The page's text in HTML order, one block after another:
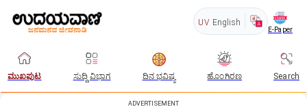
UV English
E-Paper
ಮುಖಪುಟ ಸುದ್ದಿ ವಿಭಾಗ ದಿನ ಭವಿಷ್ಯ ಹೊಂಗಿರಣ Search
ADVERTISEMENT